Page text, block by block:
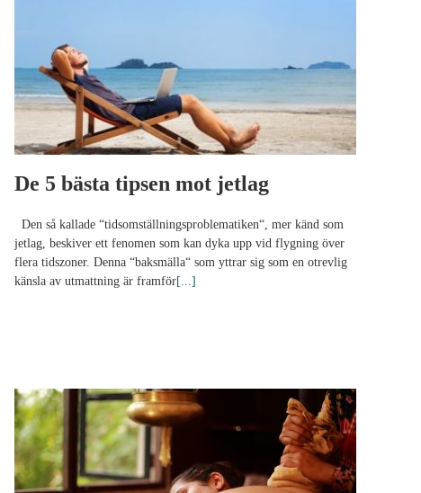
De 5 bästa tipsen mot jetlag
Den så kallade “tidsomställningsproblematiken“, mer känd som
jetlag, beskiver ett fenomen som kan dyka upp vid flygning över
flera tidszoner. Denna “baksmälla“ som yttrar sig som en otrevlig
känsla av utmattning är framför[...]